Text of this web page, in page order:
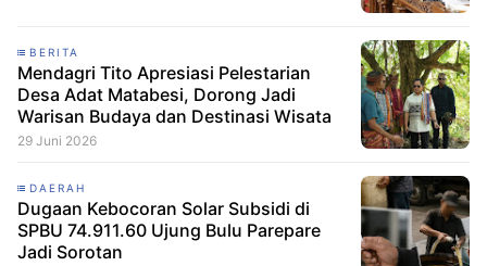
BERITA
Mendagri Tito Apresiasi Pelestarian
Desa Adat Matabesi, Dorong Jadi
Warisan Budaya dan Destinasi Wisata
29 Juni 2026
DAERAH
Dugaan Kebocoran Solar Subsidi di
SPBU 74.911.60 Ujung Bulu Parepare
Jadi Sorotan